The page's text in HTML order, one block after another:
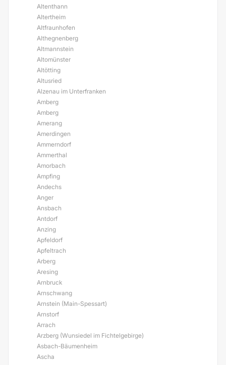
Altenthann
Altertheim
Altfraunhofen
Althegnenberg
Altmannstein
Altomünster
Altötting
Altusried
Alzenau im Unterfranken
Amberg
Amberg
Amerang
Amerdingen
Ammerndorf
Ammerthal
Amorbach
Ampfing
Andechs
Anger
Ansbach
Antdorf
Anzing
Apfeldorf
Apfeltrach
Arberg
Aresing
Arnbruck
Arnschwang
Arnstein (Main-Spessart)
Arnstorf
Arrach
Arzberg (Wunsiedel im Fichtelgebirge)
Asbach-Bäumenheim
Ascha